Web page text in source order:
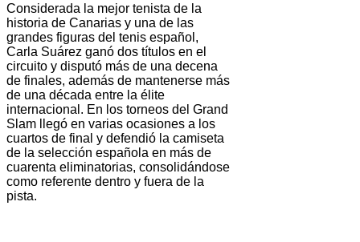
Considerada la mejor tenista de la
historia de Canarias y una de las
grandes figuras del tenis español,
Carla Suárez ganó dos títulos en el
circuito y disputó más de una decena
de finales, además de mantenerse más
de una década entre la élite
internacional. En los torneos del Grand
Slam llegó en varias ocasiones a los
cuartos de final y defendió la camiseta
de la selección española en más de
cuarenta eliminatorias, consolidándose
como referente dentro y fuera de la
pista.